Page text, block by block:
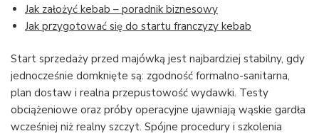
Jak założyć kebab – poradnik biznesowy
Jak przygotować się do startu franczyzy kebab
Start sprzedaży przed majówką jest najbardziej stabilny, gdy
jednocześnie domknięte są: zgodność formalno-sanitarna,
plan dostaw i realna przepustowość wydawki. Testy
obciążeniowe oraz próby operacyjne ujawniają wąskie gardła
wcześniej niż realny szczyt. Spójne procedury i szkolenia